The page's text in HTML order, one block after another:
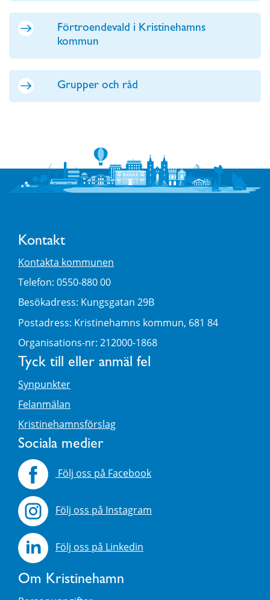
Förtroendevald i Kristinehamns
kommun
Grupper och råd
Kontakt
Kontakta kommunen
Telefon: 0550-880 00
Besökadress: Kungsgatan 29B
Postadress: Kristinehamns kommun, 681 84
Organisations-nr: 212000-1868
Tyck till eller anmäl fel
Synpunkter
Felanmälan
Kristinehamnsförslag
Sociala medier
Följ oss på Facebook
Följ oss på Instagram
Följ oss på Linkedin
Om Kristinehamn